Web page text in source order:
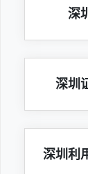
深
深圳
深圳利